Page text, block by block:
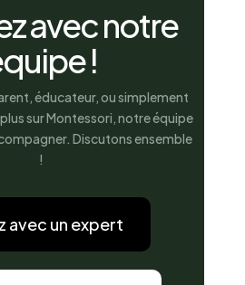
avec notre
!
éducateur, ou simplement
sur Montessori, notre équipe
Discutons ensemble
!
avec un expert